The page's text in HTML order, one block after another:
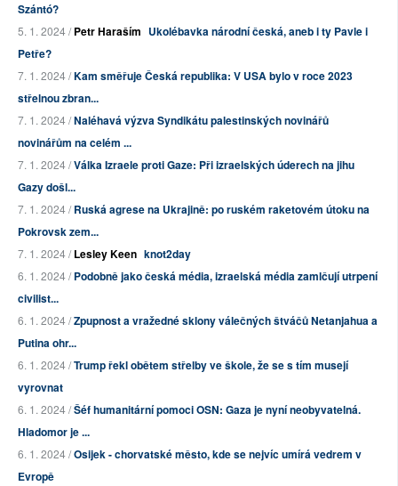
Szántó?
5. 1. 2024 /Petr Haraším Ukolébavka národní česká, aneb i ty Pavle i
Petře?
7. 1. 2024 /Kam směřuje Česká republika: V USA bylo v roce 2023
střelnou zbran...
7. 1. 2024 /Naléhavá výzva Syndikátu palestinských novinářů
novinářům na celém ...
7. 1. 2024 /Válka Izraele proti Gaze: Při izraelských úderech na jihu
Gazy došl...
7. 1. 2024 /Ruská agrese na Ukrajině: po ruském raketovém útoku na
Pokrovsk zem...
7. 1. 2024 /Lesley Keen knot2day
6. 1. 2024 /Podobně jako česká média, izraelská média zamlčují utrpení
civilist...
6. 1. 2024 /Zpupnost a vražedné sklony válečných štváčů Netanjahua a
Putina ohr...
6. 1. 2024 /Trump řekl obětem střelby ve škole, že se s tím musejí
vyrovnat
6. 1. 2024 /Šéf humanitární pomoci OSN: Gaza je nyní neobyvatelná.
Hladomor je ...
6. 1. 2024 /Osijek - chorvatské město, kde se nejvíc umírá vedrem v
Evropě